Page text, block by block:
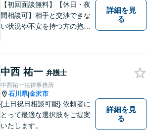
【初回面談無料】【休日・夜
間相談可】相手と交渉できな
い状況や不安を持つ方の抱え
護士に話を聞いてもらうこと
でトラブル解決のきっかけを
つかむことができるかもしれ
ません。
詳細を見
る
中西 祐一 弁護士
中西祐一法律事務所
石川県|金沢市
{土日祝日相談可能} 依頼者に
とって最適な選択肢をご提案
いたします。
詳細を見
る